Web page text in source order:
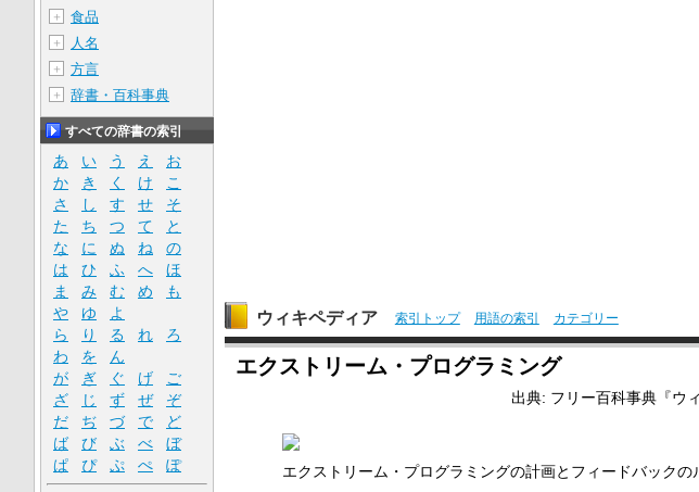
ウィキペディア 索引トップ 用語の索引 カテゴリー
エクストリーム・プログラミング
出典: フリー百科事典『ウ
エクストリーム・プログラミングの計画とフィードバックの
＋ 食品
＋ 人名
＋ 方言
＋ 辞書・百科事典
すべての辞書の索引
あ い う え
お
か
き く け
こ
さ
し す せ
そ
た
ち つ て
と
な
に ぬ ね
の
は
ひ ふ へ
ほ
ま
み む め
も
や
ゆ
よ
ら
り る れ
ろ
わ
を
ん
が
ぎ ぐ げ
ご
ざ
じ ず ぜ
ぞ
だ
ぢ づ で
ど
ば
び ぶ べ
ぼ
ぱ
ぴ ぷ ぺ ぽ